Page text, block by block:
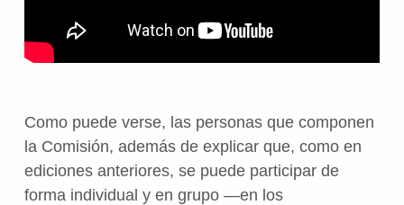
Como puede verse, las personas que componen
la Comisión, además de explicar que, como en
ediciones anteriores, se puede participar de
forma individual y en grupo —en los